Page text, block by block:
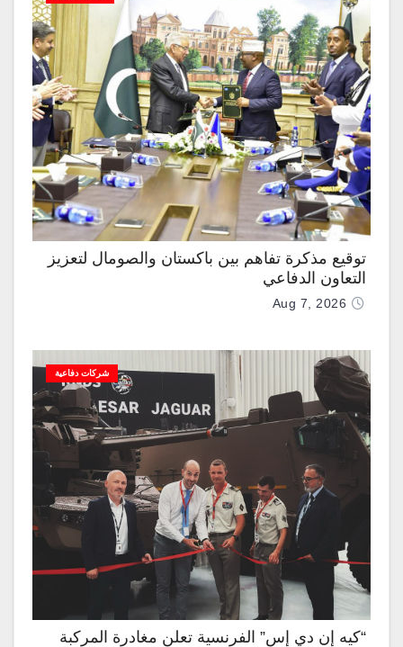
توقيع مذكرة تفاهم بين باكستان والصومال لتعزيز
التعاون الدفاعي
Aug 7, 2026
شركات دفاعية
“كيه إن دي إس” الفرنسية تعلن مغادرة المركبة